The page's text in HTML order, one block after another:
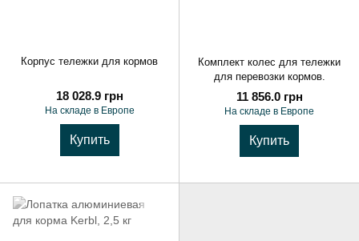
Корпус тележки для кормов
18 028.9 грн
На складе в Европе
Купить
Комплект колес для тележки
для перевозки кормов.
11 856.0 грн
На складе в Европе
Купить